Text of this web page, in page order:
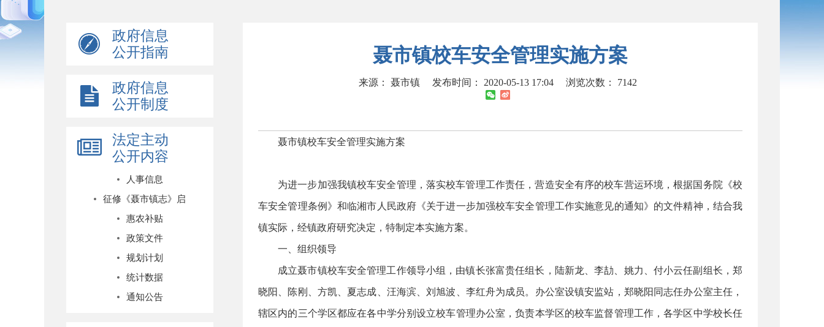
政府信息
公开指南
政府信息
公开制度
法定主动
公开内容
人事信息
征修《聂市镇志》启
惠农补贴
政策文件
规划计划
统计数据
通知公告
聂市镇校车安全管理实施方案
来源： 聂市镇 发布时间： 2020-05-13 17:04 浏览次数： 7142
聂市镇校车安全管理实施方案
为进一步加强我镇校车安全管理，落实校车管理工作责任，营造安全有序的校车营运环境，根据国务院《校
车安全管理条例》和临湘市人民政府《关于进一步加强校车安全管理工作实施意见的通知》的文件精神，结合我
镇实际，经镇政府研究决定，特制定本实施方案。
一、组织领导
成立聂市镇校车安全管理工作领导小组，由镇长张富贵任组长，陆新龙、李劼、姚力、付小云任副组长，郑
晓阳、陈刚、方凯、夏志成、汪海滨、刘旭波、李红舟为成员。办公室设镇安监站，郑晓阳同志任办公室主任，
辖区内的三个学区都应在各中学分别设立校车管理办公室，负责本学区的校车监督管理工作，各学区中学校长任